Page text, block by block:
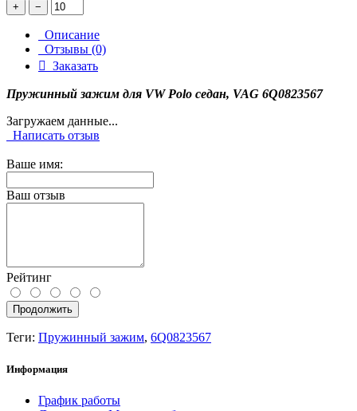
+ −
Описание
Отзывы (0)
Заказать
Пружинный зажим для VW Polo седан, VAG 6Q0823567
Загружаем данные...
Написать отзыв
Ваше имя:
Ваш отзыв
Рейтинг
Продолжить
Теги: Пружинный зажим, 6Q0823567
Информация
График работы